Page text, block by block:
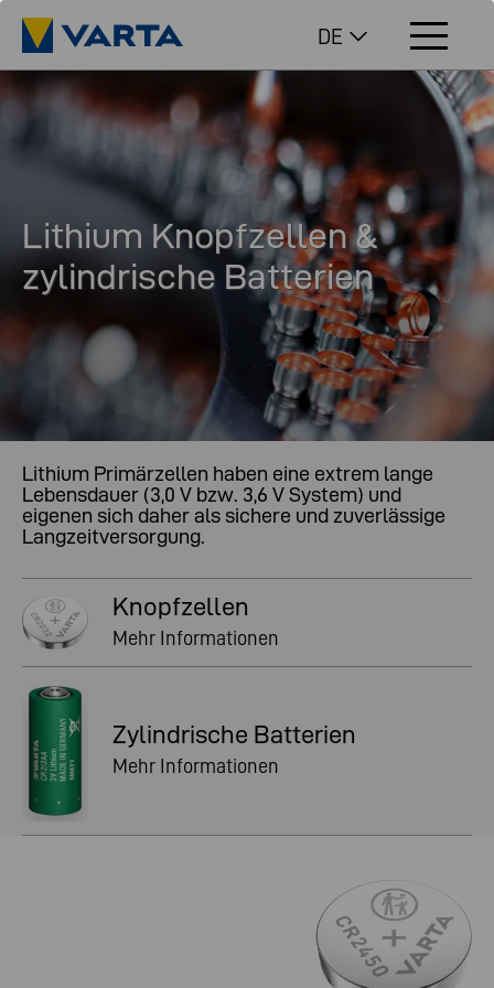
DE
Lithium Knopfzellen &
zylindrische Batterien
Lithium Primärzellen haben eine extrem lange
Lebensdauer (3,0 V bzw. 3,6 V System) und
eigenen sich daher als sichere und zuverlässige
Langzeitversorgung.
Knopfzellen
Mehr Informationen
Zylindrische Batterien
Mehr Informationen